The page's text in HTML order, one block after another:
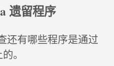
遗留程序
还有哪些程序是通过
。